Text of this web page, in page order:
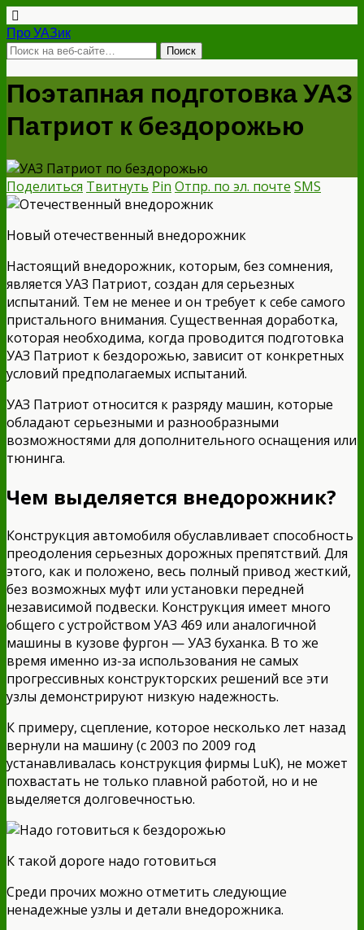
Про УАЗик
Поэтапная подготовка УАЗ
Патриот к бездорожью
Поделиться Твитнуть Pin Отпр. по эл. почте SMS
Новый отечественный внедорожник
Настоящий внедорожник, которым, без сомнения,
является УАЗ Патриот, создан для серьезных
испытаний. Тем не менее и он требует к себе самого
пристального внимания. Существенная доработка,
которая необходима, когда проводится подготовка
УАЗ Патриот к бездорожью, зависит от конкретных
условий предполагаемых испытаний.
УАЗ Патриот относится к разряду машин, которые
обладают серьезными и разнообразными
возможностями для дополнительного оснащения или
тюнинга.
Чем выделяется внедорожник?
Конструкция автомобиля обуславливает способность
преодоления серьезных дорожных препятствий. Для
этого, как и положено, весь полный привод жесткий,
без возможных муфт или установки передней
независимой подвески. Конструкция имеет много
общего с устройством УАЗ 469 или аналогичной
машины в кузове фургон — УАЗ буханка. В то же
время именно из-за использования не самых
прогрессивных конструкторских решений все эти
узлы демонстрируют низкую надежность.
К примеру, сцепление, которое несколько лет назад
вернули на машину (с 2003 по 2009 год
устанавливалась конструкция фирмы LuK), не может
похвастать не только плавной работой, но и не
выделяется долговечностью.
К такой дороге надо готовиться
Среди прочих можно отметить следующие
ненадежные узлы и детали внедорожника.